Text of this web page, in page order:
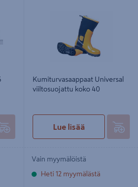
Kumiturvasaappaat Universal
viiltosuojattu koko 40
Lue lisää
Vain myymälöistä
Heti 12 myymälästä